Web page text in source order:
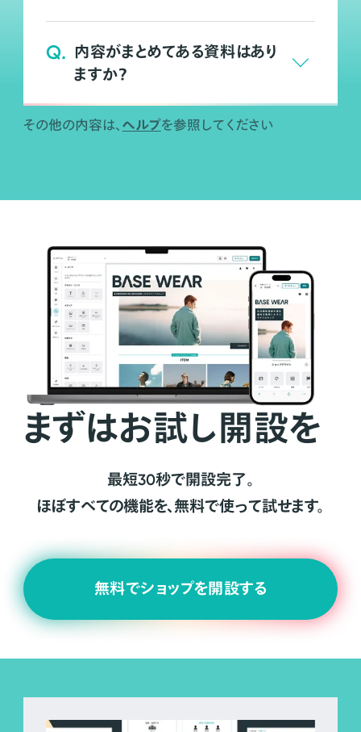
Q. 内容がまとめてある資料はあり
ますか？
その他の内容は、 ヘルプを参照してください
まずはお試し開設を
最短30秒で開設完了。
ほぼすべての機能を、無料で使って試せます。
無料でショップを開設する